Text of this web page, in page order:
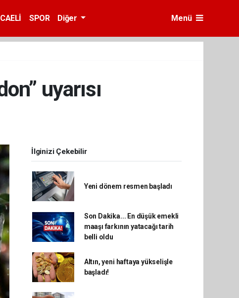
SPOR Diğer Menü
uyarısı
İlginizi Çekebilir
Yeni dönem resmen başladı
Son Dakika... En düşük emekli
maaşı farkının yatacağı tarih
belli oldu
Altın, yeni haftaya yükselişle
başladı!